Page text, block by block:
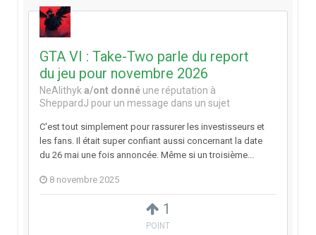
1
POINT
GTA VI : Take-Two parle du report
du jeu pour novembre 2026
NeAlithyka/ont donné une réputation à
SheppardJ pour un message dans un sujet
C'est tout simplement pour rassurer les investisseurs et
les fans. Il était super confiant aussi concernant la date
du 26 mai une fois annoncée. Même si un troisième...
8 novembre 2025